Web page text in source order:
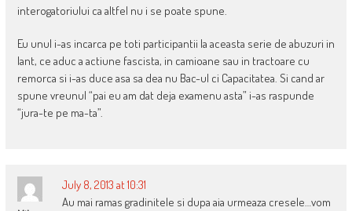
interogatoriului ca altfel nu i se poate spune.
Eu unul i-as incarca pe toti participantii la aceasta serie de abuzuri in
lant, ce aduc a actiune fascista, in camioane sau in tractoare cu
remorca si i-as duce asa sa dea nu Bac-ul ci Capacitatea. Si cand ar
spune vreunul “pai eu am dat deja examenu asta” i-as raspunde
“jura-te pe ma-ta”.
July 8, 2013 at 10:31
Au mai ramas gradinitele si dupa aia urmeaza cresele…vom